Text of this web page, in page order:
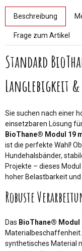
Beschreibung
Frage zum Artikel
Standard
Langlebigkeit
Sie suchen nach einer
einsetzbaren Lösung
BioThane® Modul 19
ist die perfekte Wahl!
Hundehalsbänder,
Projekte – dieses
hoher Belastbarkeit
Robuste
Das BioThane® Modul
synthetisches Material